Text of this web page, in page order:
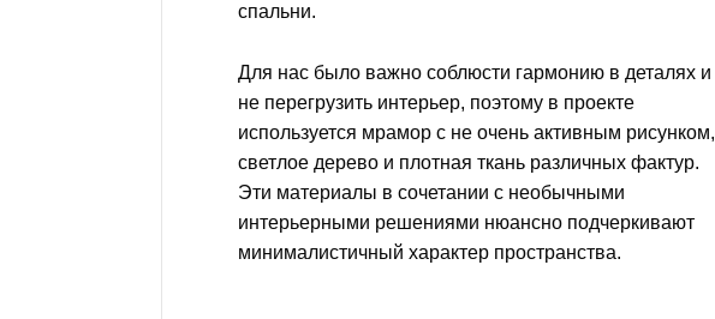
спальни.
Для нас было важно соблюсти гармонию в деталях и
не перегрузить интерьер, поэтому в проекте
используется мрамор с не очень активным рисунком,
светлое дерево и плотная ткань различных фактур.
Эти материалы в сочетании с необычными
интерьерными решениями нюансно подчеркивают
минималистичный характер пространства.